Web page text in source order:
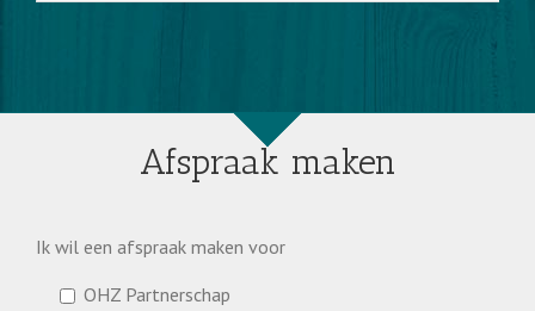
Afspraak maken
Ik wil een afspraak maken voor
OHZ Partnerschap